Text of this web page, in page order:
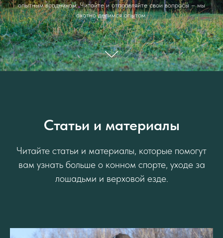
опытным всадникам. Читайте и отправляйте свои вопросы – мы
охотно делимся опытом.
Статьи и материалы
Читайте статьи и материалы, которые помогут
вам узнать больше о конном спорте, уходе за
лошадьми и верховой езде.